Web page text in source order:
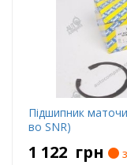
Підшипник
во SNR)
1 122 грн